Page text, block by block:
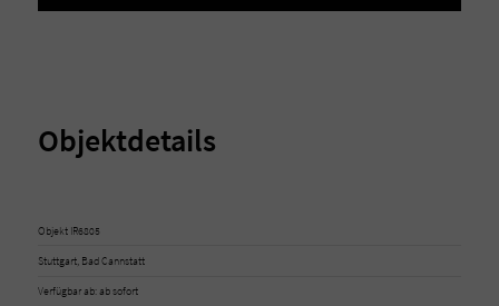
Objektdetails
Objekt IR6805
Stuttgart, Bad Cannstatt
Verfügbar ab: ab sofort